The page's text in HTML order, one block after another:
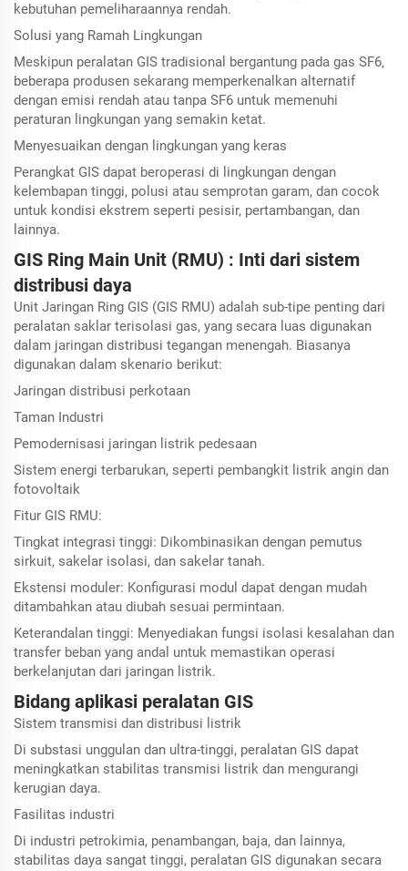
kebutuhan pemeliharaannya rendah.
Solusi yang Ramah Lingkungan
Meskipun peralatan GIS tradisional bergantung pada gas SF6,
beberapa produsen sekarang memperkenalkan alternatif
dengan emisi rendah atau tanpa SF6 untuk memenuhi
peraturan lingkungan yang semakin ketat.
Menyesuaikan dengan lingkungan yang keras
Perangkat GIS dapat beroperasi di lingkungan dengan
kelembapan tinggi, polusi atau semprotan garam, dan cocok
untuk kondisi ekstrem seperti pesisir, pertambangan, dan
lainnya.
GIS Ring Main Unit (RMU) : Inti dari sistem
distribusi daya
Unit Jaringan Ring GIS (GIS RMU) adalah sub-tipe penting dari
peralatan saklar terisolasi gas, yang secara luas digunakan
dalam jaringan distribusi tegangan menengah. Biasanya
digunakan dalam skenario berikut:
Jaringan distribusi perkotaan
Taman Industri
Pemodernisasi jaringan listrik pedesaan
Sistem energi terbarukan, seperti pembangkit listrik angin dan
fotovoltaik
Fitur GIS RMU:
Tingkat integrasi tinggi: Dikombinasikan dengan pemutus
sirkuit, sakelar isolasi, dan sakelar tanah.
Ekstensi moduler: Konfigurasi modul dapat dengan mudah
ditambahkan atau diubah sesuai permintaan.
Keterandalan tinggi: Menyediakan fungsi isolasi kesalahan dan
transfer beban yang andal untuk memastikan operasi
berkelanjutan dari jaringan listrik.
Bidang aplikasi peralatan GIS
Sistem transmisi dan distribusi listrik
Di substasi unggulan dan ultra-tinggi, peralatan GIS dapat
meningkatkan stabilitas transmisi listrik dan mengurangi
kerugian daya.
Fasilitas industri
Di industri petrokimia, penambangan, baja, dan lainnya,
stabilitas daya sangat tinggi, peralatan GIS digunakan secara